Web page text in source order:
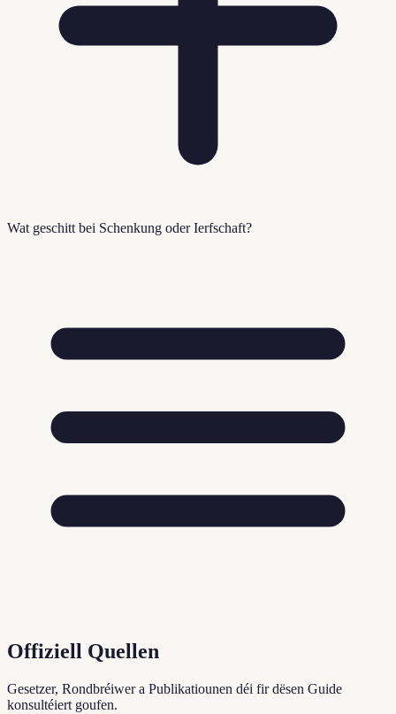
Wat geschitt bei Schenkung oder Ierfschaft?
Offiziell Quellen
Gesetzer, Rondbréiwer a Publikatiounen déi fir dësen Guide
konsultéiert goufen.